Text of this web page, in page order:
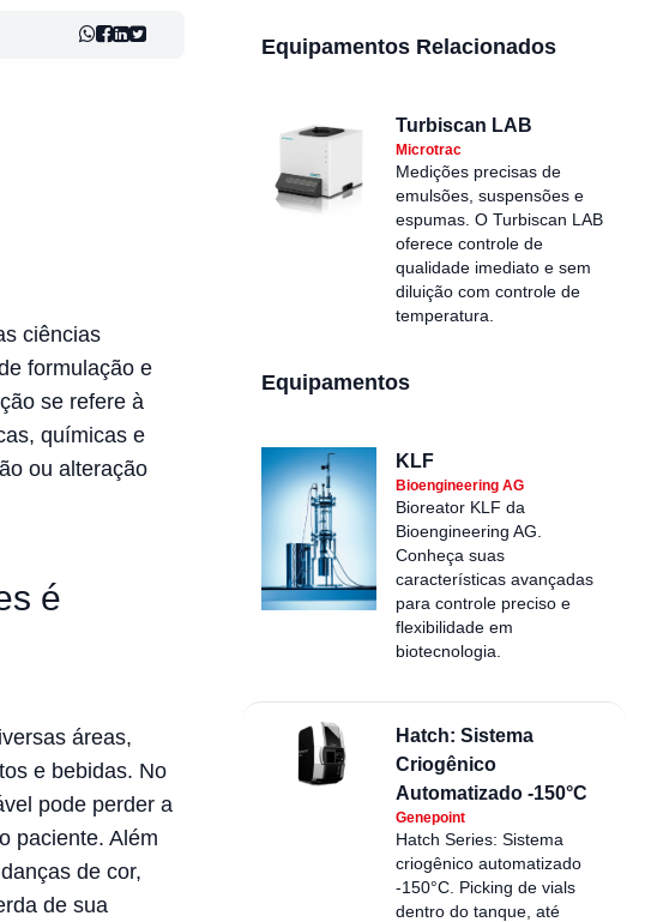
ciências
formulação e
se refere à
químicas e
ou alteração
é
áreas,
e bebidas. No
pode perder a
paciente. Além
de cor,
de sua
Equipamentos Relacionados
Turbiscan LAB
Microtrac
Medições precisas de
emulsões, suspensões e
espumas. O Turbiscan LAB
oferece controle de
qualidade imediato e sem
diluição com controle de
temperatura.
Equipamentos
KLF
Bioengineering AG
Bioreator KLF da
Bioengineering AG.
Conheça suas
características avançadas
para controle preciso e
flexibilidade em
biotecnologia.
Hatch: Sistema
Criogênico
Automatizado -150°C
Genepoint
Hatch Series: Sistema
criogênico automatizado
-150°C. Picking de vials
dentro do tanque, até